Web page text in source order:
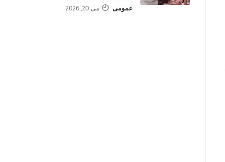
عمومی می 20, 2026